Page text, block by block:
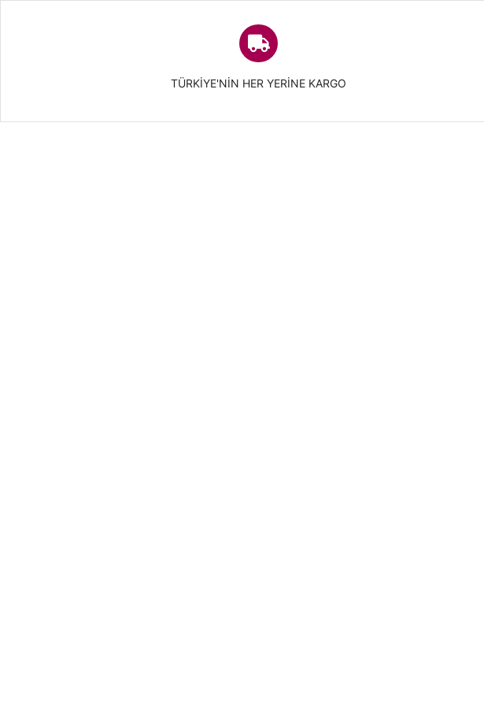
TÜRKIYE'NIN HER YERINE KARGO